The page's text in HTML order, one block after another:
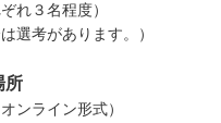
れ３名程度）
選考があります。）
所
ンライン形式）